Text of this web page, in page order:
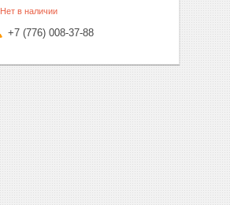
Нет в наличии
+7 (776) 008-37-88